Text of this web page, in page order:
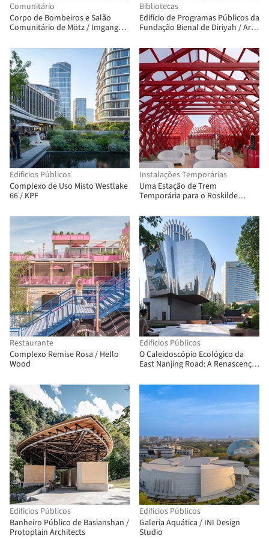
Comunitário
Corpo de Bombeiros e Salão
Comunitário de Mötz / Imgang
Bibliotecas
Edifício de Programas Públicos da
Fundação Bienal de Diriyah / Ariel
Edificios Públicos
Complexo de Uso Misto Westlake
66 / KPF
Instalações Temporárias
Uma Estação de Trem
Temporária para o Roskilde
Restaurante
Complexo Remise Rosa / Hello
Wood
Edificios Públicos
O Caleidoscópio Ecológico da
East Nanjing Road: A Renascença
Edificios Públicos
Banheiro Público de Basianshan /
Protoplain Architects
Edificios Públicos
Galeria Aquática / INI Design
Studio